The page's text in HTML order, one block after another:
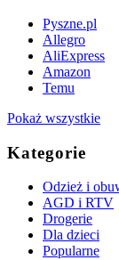
Pyszne.pl
Allegro
AliExpress
Amazon
Temu
Pokaż wszystkie
Kategorie
Odzież i
AGD i RTV
Drogerie
Dla dzieci
Popularne